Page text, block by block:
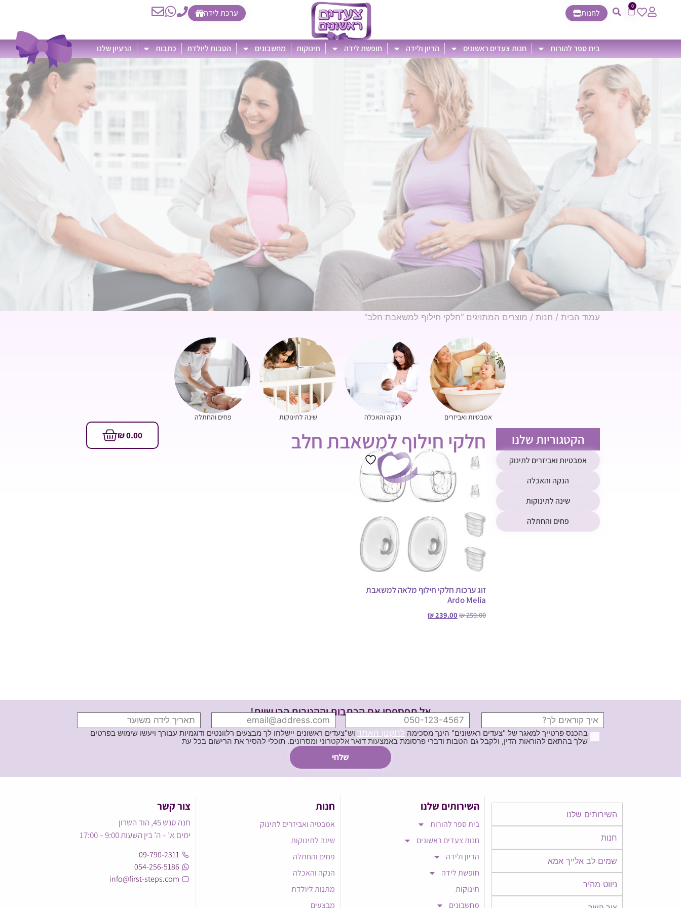
0
לחנות ערכת לידה
בית ספר להורות חנות צעדים ראשונים הריון ולידה חופשת לידה תינוקות מחשבונים הטבות ליולדת כתבות הרעיון שלנו
עמוד הבית / חנות / מוצרים המתויגים “חלקי חילוף למשאבת חלב”
אמבטיות ואביזרים הנקה והאכלה שינה לתינוקות פחים והחתלה
הקטגוריות שלנו
אמבטיות ואביזרים לתינוק
הנקה והאכלה
שינה לתינוקות
פחים והחתלה
חלקי חילוף למשאבת חלב ₪0.00
מבצע!
זוג ערכות חלקי חילוף מלאה למשאבת
Ardo Melia
₪259.00
₪239.00
אל תפספסי את הכתבות וההטבות הכי שוות!
בהכנס פרטייך למאגר של "צעדים ראשונים" הינך מסכימה לתקנון האתר וש"צעדים ראשונים יישלחו לך מבצעים רלוונטים ודוגמיות עבורך ויעשו שימוש בפרטים
שלך בהתאם להוראות הדין, ולקבל גם הטבות ודברי פרסומת באמצעות דואר אלקטרוני ומסרונים. תוכלי להסיר את הרישום בכל עת
השירותים שלנו
חנות
שמים לב אלייך אמא​​
ניווט מהיר
השירותים שלנו
בית ספר להורות
חנות צעדים ראשונים
הריון ולידה
חופשת לידה
תינוקות
מחשבונים
חנות
אמבטיה ואביזרים לתינוק
שינה לתינוקות
פחים והחתלה
הנקה והאכלה
מתנות ליולדת
מבצעים
צור קשר
חנה סנש 45, הוד השרון
ימים א’ – ה’ בין השעות 9:00 – 17:00
09-790-2311
054-256-5186
info@first-steps.com